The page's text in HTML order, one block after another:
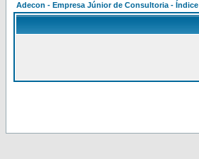
Adecon - Empresa Júnior de Consultoria - Índice